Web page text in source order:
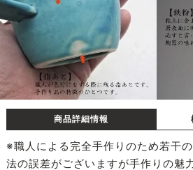
商品詳細情報
※職人による完全手作りのため若干
法の誤差がございますが手作りの魅